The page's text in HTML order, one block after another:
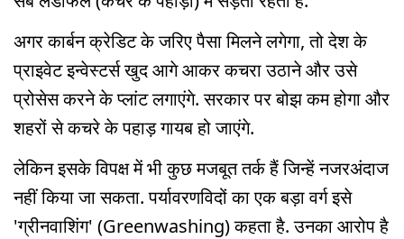
अगर कार्बन क्रेडिट के जरिए पैसा मिलने लगेगा, तो देश के
प्राइवेट इन्वेस्टर्स खुद आगे आकर कचरा उठाने और उसे
प्रोसेस करने के प्लांट लगाएंगे. सरकार पर बोझ कम होगा और
शहरों से कचरे के पहाड़ गायब हो जाएंगे.
लेकिन इसके विपक्ष में भी कुछ मजबूत तर्क हैं जिन्हें नजरअंदाज
नहीं किया जा सकता. पर्यावरणविदों का एक बड़ा वर्ग इसे
'ग्रीनवाशिंग' (Greenwashing) कहता है. उनका आरोप है